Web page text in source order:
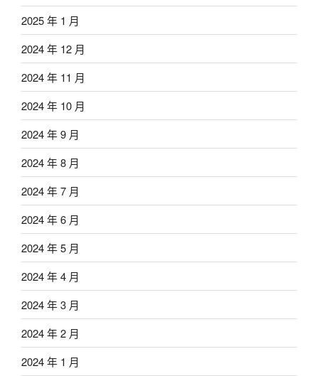
2025 年 1 月
2024 年 12 月
2024 年 11 月
2024 年 10 月
2024 年 9 月
2024 年 8 月
2024 年 7 月
2024 年 6 月
2024 年 5 月
2024 年 4 月
2024 年 3 月
2024 年 2 月
2024 年 1 月